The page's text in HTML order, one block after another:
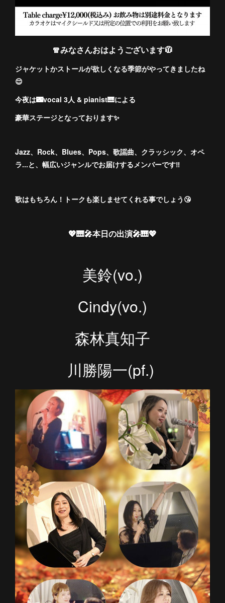
🧣みなさんおはようございます🧥
ジャケットかストールが欲しくなる季節がやってきましたね
😌
今夜は🌃vocal 3人 & pianist🎹による
豪華ステージとなっております✨
Jazz、Rock、Blues、Pops、歌謡曲、クラッシック、オペ
ラ...と、幅広いジャンルでお届けするメンバーです‼️
歌はもちろん！トークも楽しませてくれる事でしょう😘
💖🎹🎤本日の出演🎤🎹💖
美鈴(vo.)
Cindy(vo.)
森林真知子
川勝陽一(pf.)